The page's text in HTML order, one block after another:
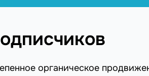
органическое